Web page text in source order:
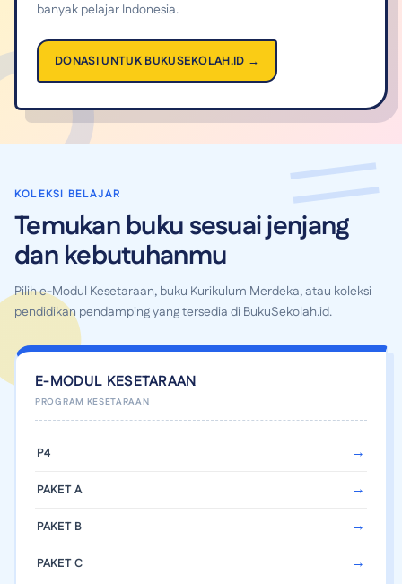
banyak pelajar Indonesia.
DONASI UNTUK BUKUSEKOLAH.ID →
KOLEKSI BELAJAR
Temukan buku sesuai jenjang
dan kebutuhanmu
Pilih e-Modul Kesetaraan, buku Kurikulum Merdeka, atau koleksi
pendidikan pendamping yang tersedia di BukuSekolah.id.
E-MODUL KESETARAAN
P4
PAKET A
PAKET B
PAKET C